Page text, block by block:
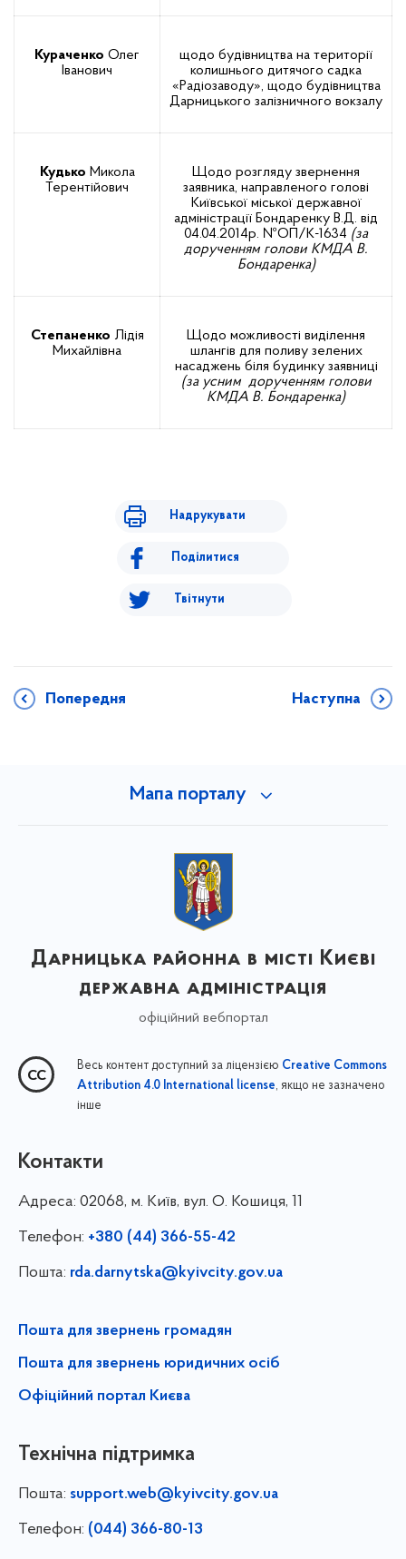
Кураченко Олег
Іванович
щодо будівництва на території
колишнього дитячого садка
«Радіозаводу», щодо будівництва
Дарницького залізничного вокзалу
Кудько Микола
Терентійович
Щодо розгляду звернення
заявника, направленого голові
Київської міської державної
адміністрації Бондаренку В.Д. від
04.04.2014р. №ОП/К-1634 (за
дорученням голови КМДА В.
Бондаренка)
Степаненко Лідія
Михайлівна
Щодо можливості виділення
шлангів для поливу зелених
насаджень біля будинку заявниці
(за усним дорученням голови
КМДА В. Бондаренка)
Надрукувати
Поділитися
Твітнути
Попередня Наступна
Мапа порталу
Дарницька районна в місті Києві
державна адміністрація
офіційний вебпортал
Весь контент доступний за ліцензією Creative Commons
Attribution 4.0 International license, якщо не зазначено
інше
Контакти
Адреса: 02068, м. Київ, вул. О. Кошиця, 11
Телефон: +380 (44) 366-55-42
Пошта: rda.darnytska@kyivcity.gov.ua
Пошта для звернень громадян
Пошта для звернень юридичних осіб
Офіційний портал Києва
Технічна підтримка
Пошта: support.web@kyivcity.gov.ua
Телефон: (044) 366-80-13